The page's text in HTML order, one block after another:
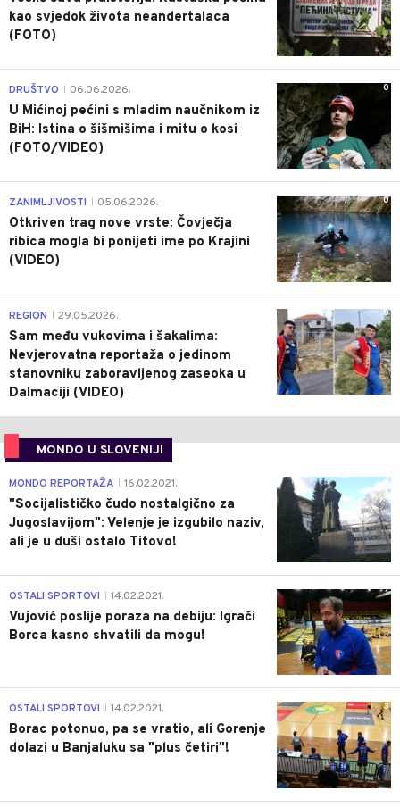
kao svjedok života neandertalaca
(FOTO)
0
DRUŠTVO 06.06.2026.
U Mićinoj pećini s mladim naučnikom iz
BiH: Istina o šišmišima i mitu o kosi
(FOTO/VIDEO)
0
ZANIMLJIVOSTI 05.06.2026.
Otkriven trag nove vrste: Čovječja
ribica mogla bi ponijeti ime po Krajini
(VIDEO)
0
REGION 29.05.2026.
Sam među vukovima i šakalima:
Nevjerovatna reportaža o jedinom
stanovniku zaboravljenog zaseoka u
Dalmaciji (VIDEO)
MONDO U SLOVENIJI
4
MONDO REPORTAŽA 16.02.2021.
"Socijalističko čudo nostalgično za
Jugoslavijom": Velenje je izgubilo naziv,
ali je u duši ostalo Titovo!
1
OSTALI SPORTOVI 14.02.2021.
Vujović poslije poraza na debiju: Igrači
Borca kasno shvatili da mogu!
3
OSTALI SPORTOVI 14.02.2021.
Borac potonuo, pa se vratio, ali Gorenje
dolazi u Banjaluku sa "plus četiri"!